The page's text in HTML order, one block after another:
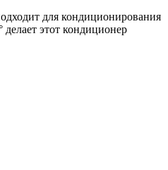
для кондиционирования
этот кондиционер